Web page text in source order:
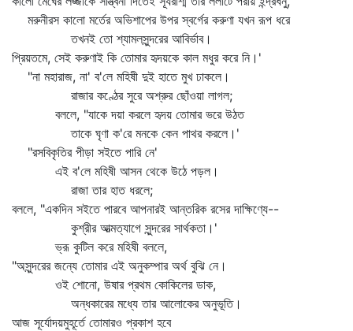
মরুনীরস কালো মর্তের অভিশাপের উপর স্বর্গের করুণা যখন রূপ ধরে
তখনই তো শ্যামলসুন্দরের আবির্ভাব।
প্রিয়তমে, সেই করুণাই কি তোমার হৃদয়কে কাল মধুর করে নি।'
"না মহারাজ, না' ব'লে মহিষী দুই হাতে মুখ ঢাকলে।
রাজার কণ্ঠের সুরে অশ্রুর ছোঁওয়া লাগল;
বললে, "যাকে দয়া করলে হৃদয় তোমার ভরে উঠত
তাকে ঘৃণা ক'রে মনকে কেন পাথর করলে।'
"রসবিকৃতির পীড়া সইতে পারি নে'
এই ব'লে মহিষী আসন থেকে উঠে পড়ল।
রাজা তার হাত ধরলে;
বললে, "একদিন সইতে পারবে আপনারই আন্তরিক রসের দাক্ষিণ্যে--
কুশ্রীর আত্মত্যাগে সুন্দরের সার্থকতা।'
ভ্রূ কুটিল করে মহিষী বললে,
"অসুন্দরের জন্যে তোমার এই অনুকম্পার অর্থ বুঝি নে।
ওই শোনো, উষার প্রথম কোকিলের ডাক,
অন্ধকারের মধ্যে তার আলোকের অনুভূতি।
আজ সূর্যোদয়মুহূর্তে তোমারও প্রকাশ হবে